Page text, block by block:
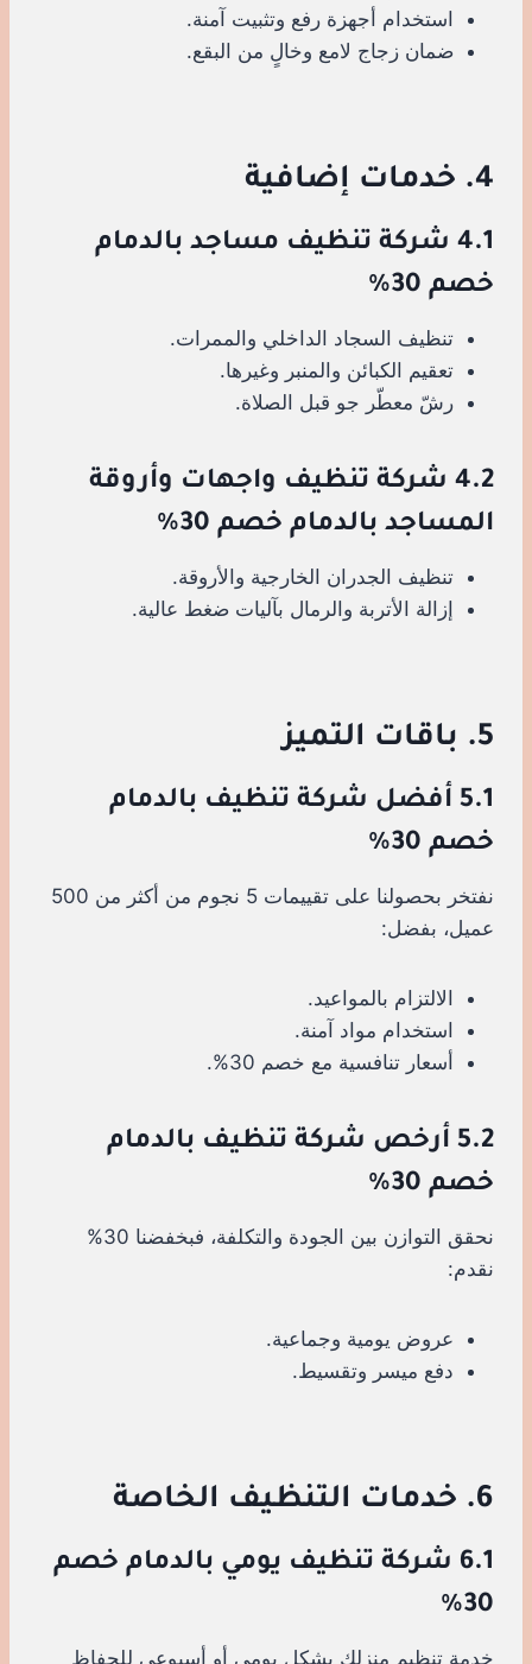
استخدام أجهزة رفع وتثبيت آمنة.
ضمان زجاج لامع وخالٍ من البقع.
4. خدمات إضافية
4.1 شركة تنظيف مساجد بالدمام
خصم 30%
تنظيف السجاد الداخلي والممرات.
تعقيم الكبائن والمنبر وغيرها.
رشّ معطّر جو قبل الصلاة.
4.2 شركة تنظيف واجهات وأروقة
المساجد بالدمام خصم 30%
تنظيف الجدران الخارجية والأروقة.
إزالة الأتربة والرمال بآليات ضغط عالية.
5. باقات التميز
5.1 أفضل شركة تنظيف بالدمام
خصم 30%
نفتخر بحصولنا على تقييمات 5 نجوم من أكثر من 500
عميل، بفضل:
الالتزام بالمواعيد.
استخدام مواد آمنة.
أسعار تنافسية مع خصم 30%.
5.2 أرخص شركة تنظيف بالدمام
خصم 30%
نحقق التوازن بين الجودة والتكلفة، فبخفضنا 30%
نقدم:
عروض يومية وجماعية.
دفع ميسر وتقسيط.
6. خدمات التنظيف الخاصة
6.1 شركة تنظيف يومي بالدمام خصم
30%
خدمة تنظيم منزلك بشكل يومي أو أسبوعي للحفاظ